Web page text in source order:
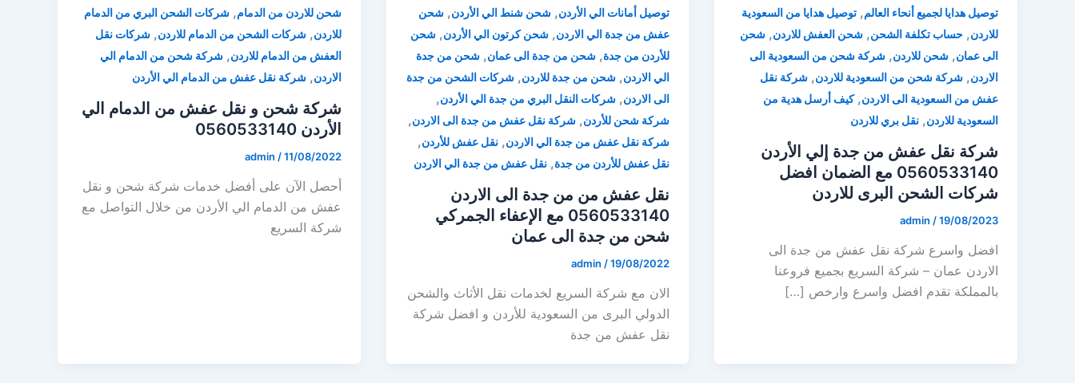
توصيل هدايا لجميع أنحاء العالم, توصيل هدايا من السعودية
للاردن, حساب تكلفة الشحن, شحن العفش للاردن, شحن
الى عمان, شحن للاردن, شركة شحن من السعودية الى
الاردن, شركة شحن من السعودية للاردن, شركة نقل
عفش من السعودية الى الاردن,كيف أرسل هدية من
السعودية للاردن, نقل بري للاردن
شركة نقل عفش من جدة إلي الأردن
0560533140 مع الضمان افضل
شركات الشحن البرى للاردن
admin /19/08/2023
افضل واسرع شركة نقل عفش من جدة الى
الاردن عمان – شركة السريع بجميع فروعنا
بالمملكة تقدم افضل واسرع وارخص […]
توصيل أمانات الي الأردن, شحن شنط الي الأردن, شحن
عفش من جدة الي الاردن, شحن كرتون الي الأردن, شحن
للأردن من جدة, شحن من جدة الى عمان, شحن من جدة
الي الاردن, شحن من جدة للاردن, شركات الشحن من جدة
الى الاردن, شركات النقل البري من جدة الي الأردن,
شركة شحن للأردن, شركة نقل عفش من جدة الى الاردن,
شركة نقل عفش من جدة الي الاردن, نقل عفش للأردن,
نقل عفش للأردن من جدة, نقل عفش من جدة الي الاردن
نقل عفش من من جدة الى الاردن
0560533140 مع الإعفاء الجمركي
شحن من جدة الى عمان
admin /19/08/2022
الان مع شركة السريع لخدمات نقل الأثاث والشحن
الدولي البرى من السعودية للأردن و افضل شركة
نقل عفش من جدة
شحن للاردن من الدمام,شركات الشحن البري من الدمام
للاردن,شركات الشحن من الدمام للاردن,شركات نقل
العفش من الدمام للاردن,شركة شحن من الدمام الي
الاردن,شركة نقل عفش من الدمام الي الأردن
شركة شحن و نقل عفش من الدمام الي
الأردن 0560533140
admin /11/08/2022
أحصل الآن على أفضل خدمات شركة شحن و نقل
عفش من الدمام الي الأردن من خلال التواصل مع
شركة السريع